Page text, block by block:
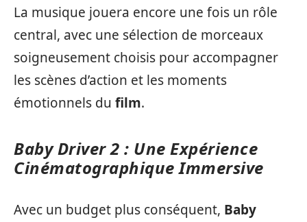
La musique jouera encore une fois un rôle
central, avec une sélection de morceaux
soigneusement choisis pour accompagner
les scènes d’action et les moments
émotionnels du film.
Baby Driver 2 : Une Expérience
Cinématographique Immersive
Avec un budget plus conséquent, Baby